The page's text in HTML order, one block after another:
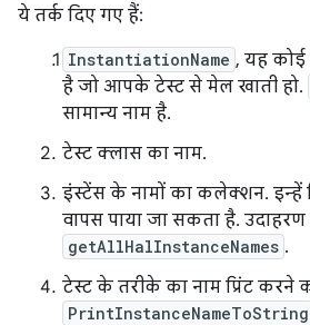
ये तर्क दिए गए हैं:
InstantiationName , यह कोई
है जो आपके टेस्ट से मेल खाती हो.
सामान्य नाम है.
टेस्ट क्लास का नाम.
इंस्टेंस के नामों का कलेक्शन. इन्हें
वापस पाया जा सकता है.
getAllHalInstanceNames .
टेस्ट के तरीके का नाम प्रिंट करने
PrintInstanceNameToString